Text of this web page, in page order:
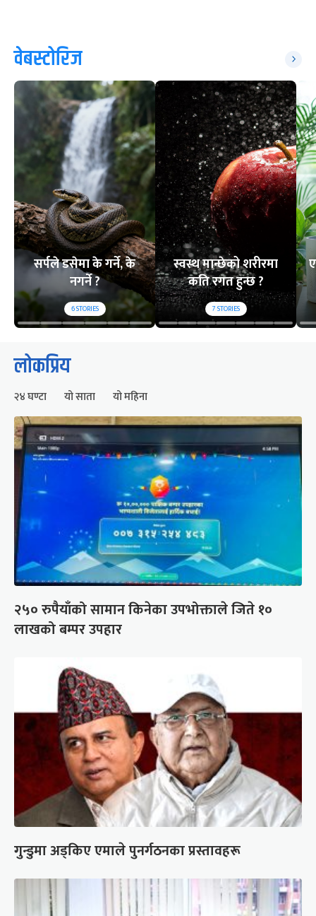
वेबस्टोरिज
सर्पले डसेमा के गर्ने, के
नगर्ने ?
6STORIES
स्वस्थ मान्छेको शरीरमा
कति रगत हुन्छ ?
7STORIES
लोकप्रिय
२४ घण्टा यो साता यो महिना
२५० रुपैयाँको सामान किनेका उपभोक्ताले जिते १०
लाखको बम्पर उपहार
गुन्डुमा अड्किए एमाले पुनर्गठनका प्रस्तावहरू